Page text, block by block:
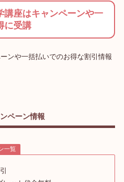
講座はキャンペーンや一
に受講
ンや一括払いでのお得な割引情報
ペーン情報
一覧